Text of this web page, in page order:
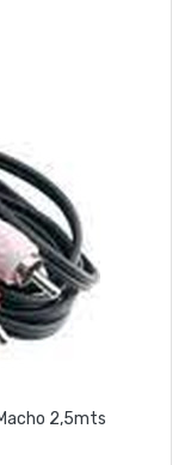
2,5mts